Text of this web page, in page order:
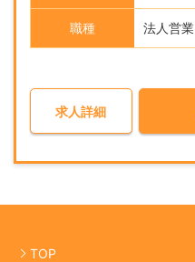
職種 法人営業
求人詳細
TOP